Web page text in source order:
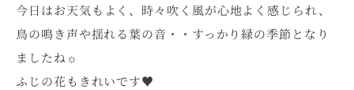
今日はお天気もよく、時々吹く風が心地よく感じられ、
鳥の鳴き声や揺れる葉の音・・すっかり緑の季節となり
ましたね☼
ふじの花もきれいです♥